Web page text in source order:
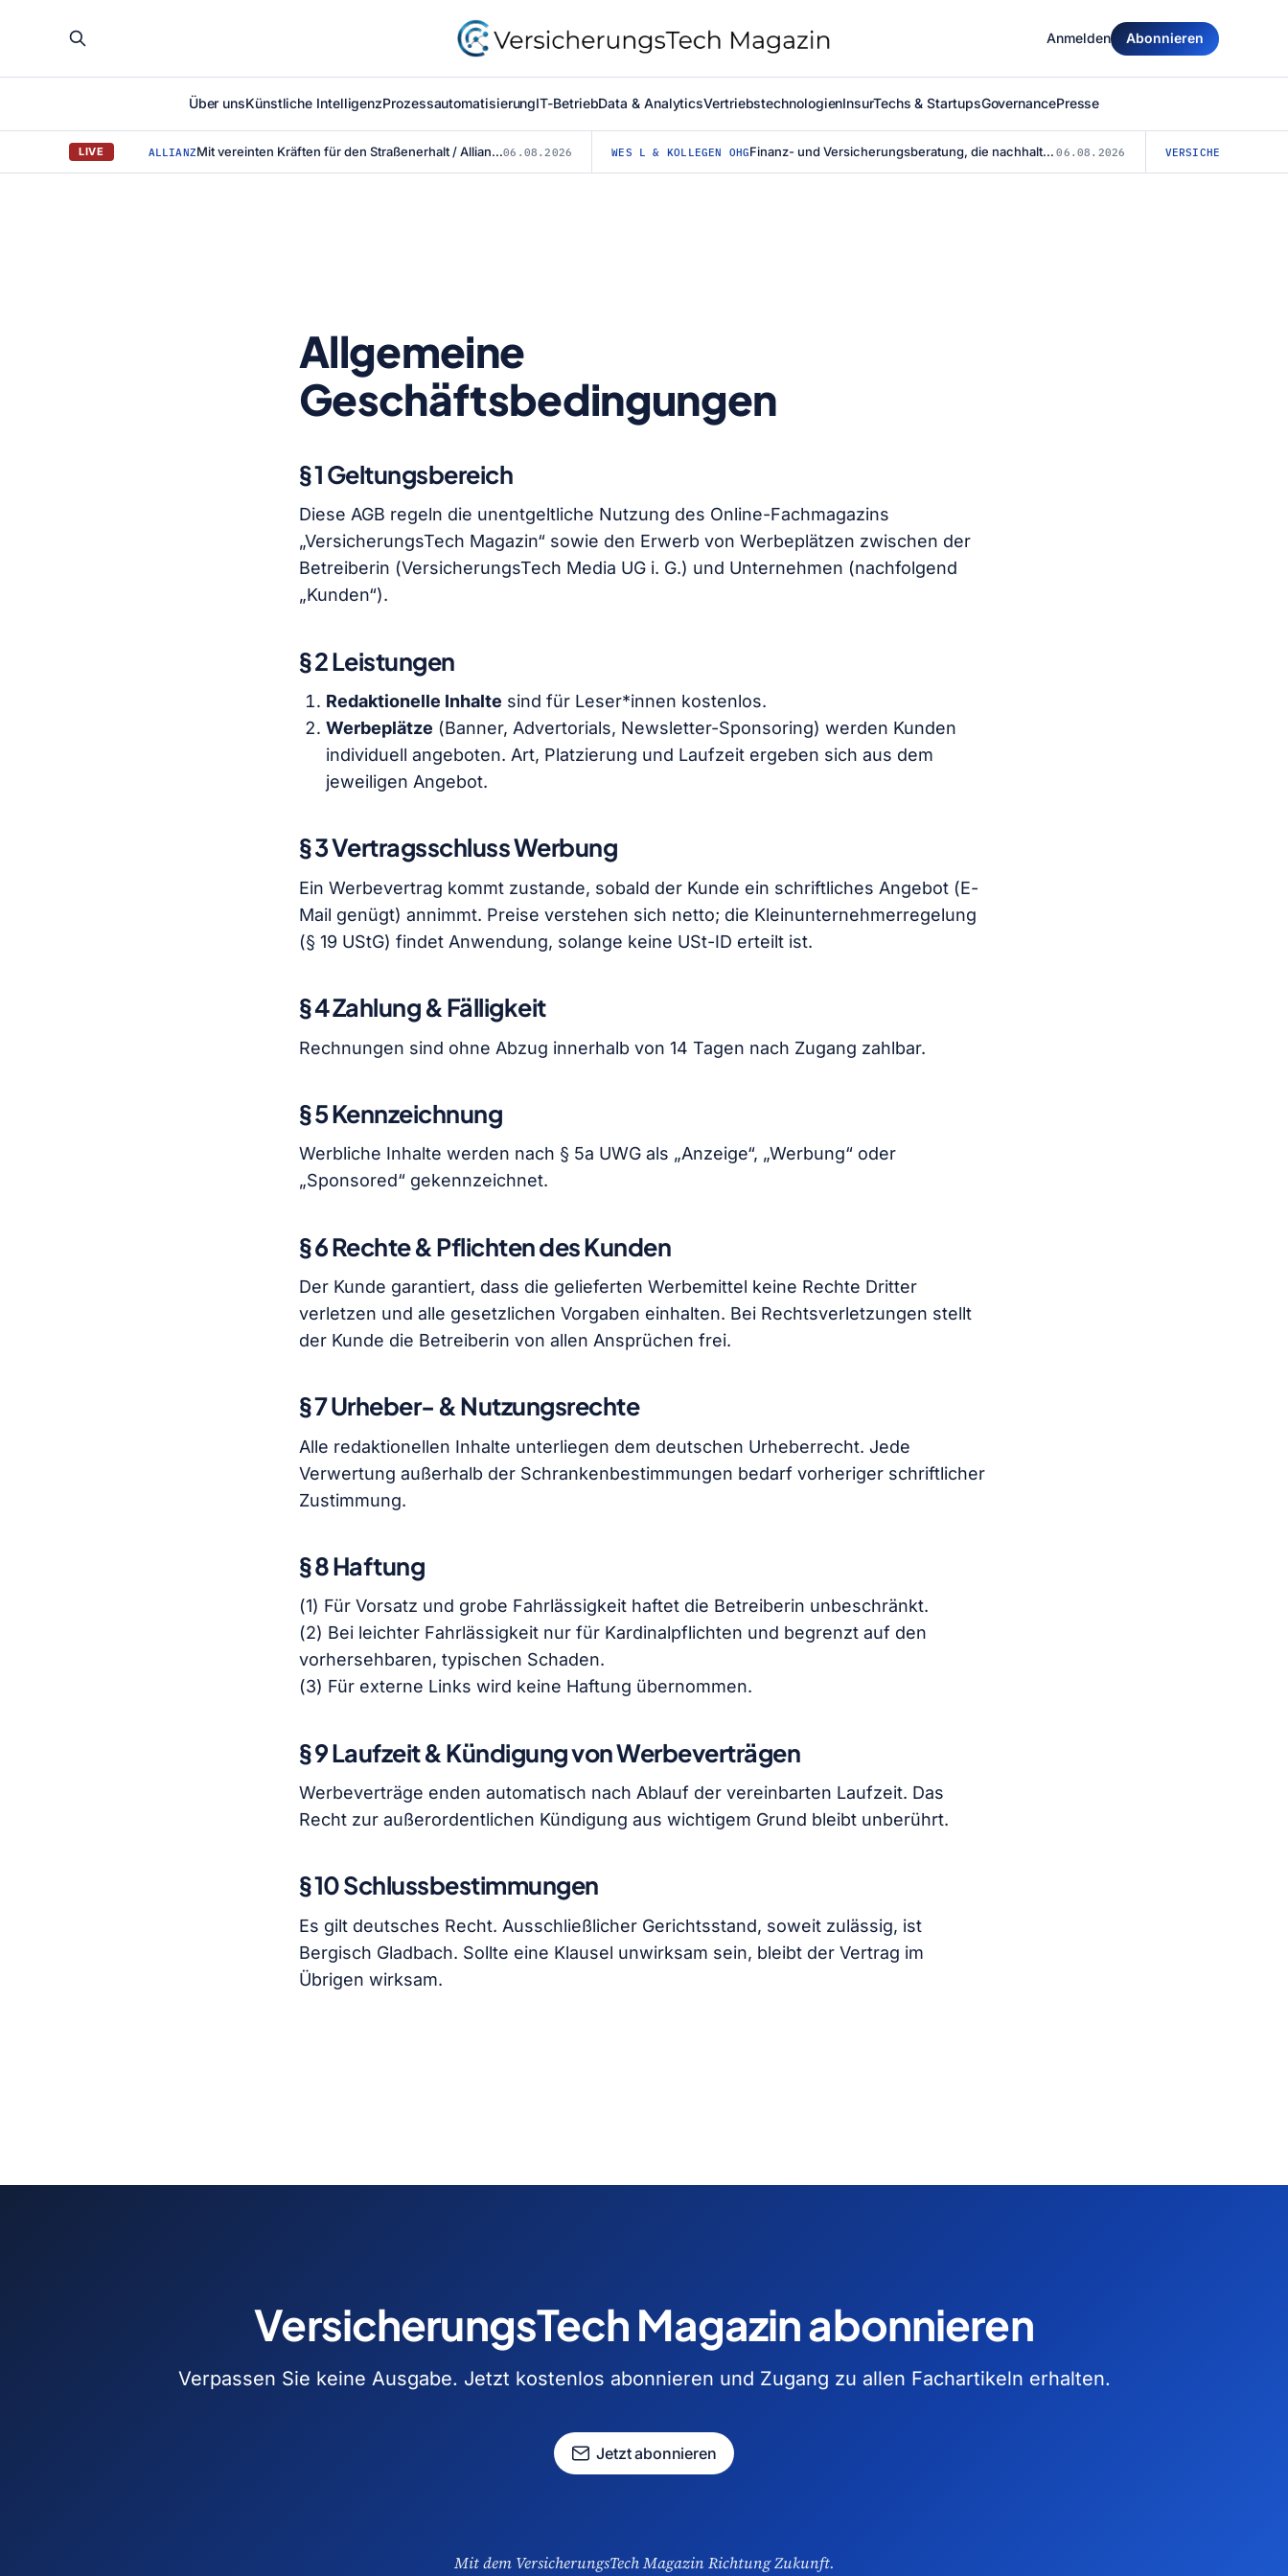
Über unsKünstliche IntelligenzProzessautomatisierungIT-BetriebData & AnalyticsVertriebstechnologienInsurTechs & StartupsGovernancePresse
Anmelden Abonnieren
LIVE ALLIANZ Mit vereinten Kräften für den Straßenerhalt / Allianz für #BESSERESTRASSEN ge...06.08.2026 WES L & KOLLEGEN OHG Finanz- und Versicherungsberatung, die nachhaltig überzeugt: Warum die Agentu... 06.08.2026 VERSICHERUNG
Allgemeine
Geschäftsbedingungen
§ 1 Geltungsbereich
Diese AGB regeln die unentgeltliche Nutzung des Online-Fachmagazins
„VersicherungsTech Magazin“ sowie den Erwerb von Werbeplätzen zwischen der
Betreiberin (VersicherungsTech Media UG i. G.) und Unternehmen (nachfolgend
„Kunden“).
§ 2 Leistungen
Redaktionelle Inhalte sind für Leser*innen kostenlos.
Werbeplätze (Banner, Advertorials, Newsletter-Sponsoring) werden Kunden
individuell angeboten. Art, Platzierung und Laufzeit ergeben sich aus dem
jeweiligen Angebot.
§ 3 Vertragsschluss Werbung
Ein Werbevertrag kommt zustande, sobald der Kunde ein schriftliches Angebot (E-
Mail genügt) annimmt. Preise verstehen sich netto; die Kleinunternehmer­regelung
(§ 19 UStG) findet Anwendung, solange keine USt-ID erteilt ist.
§ 4 Zahlung & Fälligkeit
Rechnungen sind ohne Abzug innerhalb von 14 Tagen nach Zugang zahlbar.
§ 5 Kennzeichnung
Werbliche Inhalte werden nach § 5a UWG als „Anzeige“, „Werbung“ oder
„Sponsored“ gekennzeichnet.
§ 6 Rechte & Pflichten des Kunden
Der Kunde garantiert, dass die gelieferten Werbemittel keine Rechte Dritter
verletzen und alle gesetzlichen Vorgaben einhalten. Bei Rechts­verletzungen stellt
der Kunde die Betreiberin von allen Ansprüchen frei.
§ 7 Urheber- & Nutzungsrechte
Alle redaktionellen Inhalte unterliegen dem deutschen Urheberrecht. Jede
Verwertung außerhalb der Schrankenbestimmungen bedarf vorheriger schriftlicher
Zustimmung.
§ 8 Haftung
(1) Für Vorsatz und grobe Fahrlässigkeit haftet die Betreiberin unbeschränkt.
(2) Bei leichter Fahrlässigkeit nur für Kardinal­pflichten und begrenzt auf den
vorhersehbaren, typischen Schaden.
(3) Für externe Links wird keine Haftung übernommen.
§ 9 Laufzeit & Kündigung von Werbeverträgen
Werbeverträge enden automatisch nach Ablauf der vereinbarten Laufzeit. Das
Recht zur außerordentlichen Kündigung aus wichtigem Grund bleibt unberührt.
§ 10 Schlussbestimmungen
Es gilt deutsches Recht. Ausschließlicher Gerichtsstand, soweit zulässig, ist
Bergisch Gladbach. Sollte eine Klausel unwirksam sein, bleibt der Vertrag im
Übrigen wirksam.
VersicherungsTech Magazin abonnieren
Verpassen Sie keine Ausgabe. Jetzt kostenlos abonnieren und Zugang zu allen Fachartikeln erhalten.
Jetzt abonnieren
Mit dem VersicherungsTech Magazin Richtung Zukunft.